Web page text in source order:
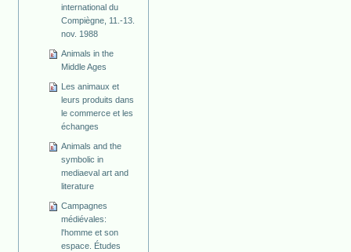
international du
Compiègne, 11.-13.
nov. 1988
Animals in the
Middle Ages
Les animaux et
leurs produits dans
le commerce et les
échanges
Animals and the
symbolic in
mediaeval art and
literature
Campagnes
médiévales:
l'homme et son
espace. Études